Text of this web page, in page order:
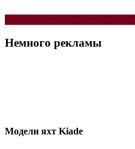
Навигация
по
записям
Немного рекламы
Модели яхт Kiade